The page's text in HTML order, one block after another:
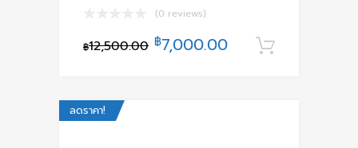
(0 reviews)
฿12,500.00 ฿7,000.00
ลดราคา!